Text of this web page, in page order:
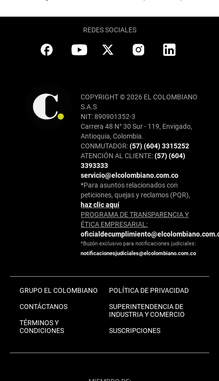
REDES SOCIALES
COPYRIGHT © 2026 EL COLOMBIANO
S.A.S
NIT: 890901352-3
Carrera 48 N° 30 Sur - 119, Envigado,
Antioquia, Colombia.
CONMUTADOR:(57) (604) 3315252
ATENCIÓN AL CLIENTE:(57) (604)
3393333
servicio@elcolombiano.com.co
*Para asuntos relacionados con
peticiones, quejas y reclamos (PQR),
haz clic aquí
PROGRAMA DE TRANSPARENCIA Y
ÉTICA EMPRESARIAL:
*Buzón exclusivo para notificaciones judiciales:
notificacionesjudiciales@elcolombiano.com.co
GRUPO EL COLOMBIANO
CONTÁCTANOS
TÉRMINOS Y
CONDICIONES
POLÍTICA DE PRIVACIDAD
SUPERINTENDENCIA DE
INDUSTRIA Y COMERCIO
SUSCRIPCIONES